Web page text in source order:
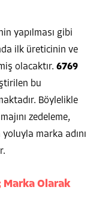
yapılması gibi
ilk üreticinin ve
olacaktır. 6769
bu
Böylelikle
zedeleme,
marka adını
Marka Olarak